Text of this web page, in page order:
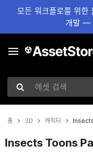
모든 워크플로를 위한
개발 —
에셋 검색
홈 3D 캐릭터
Insects Toons